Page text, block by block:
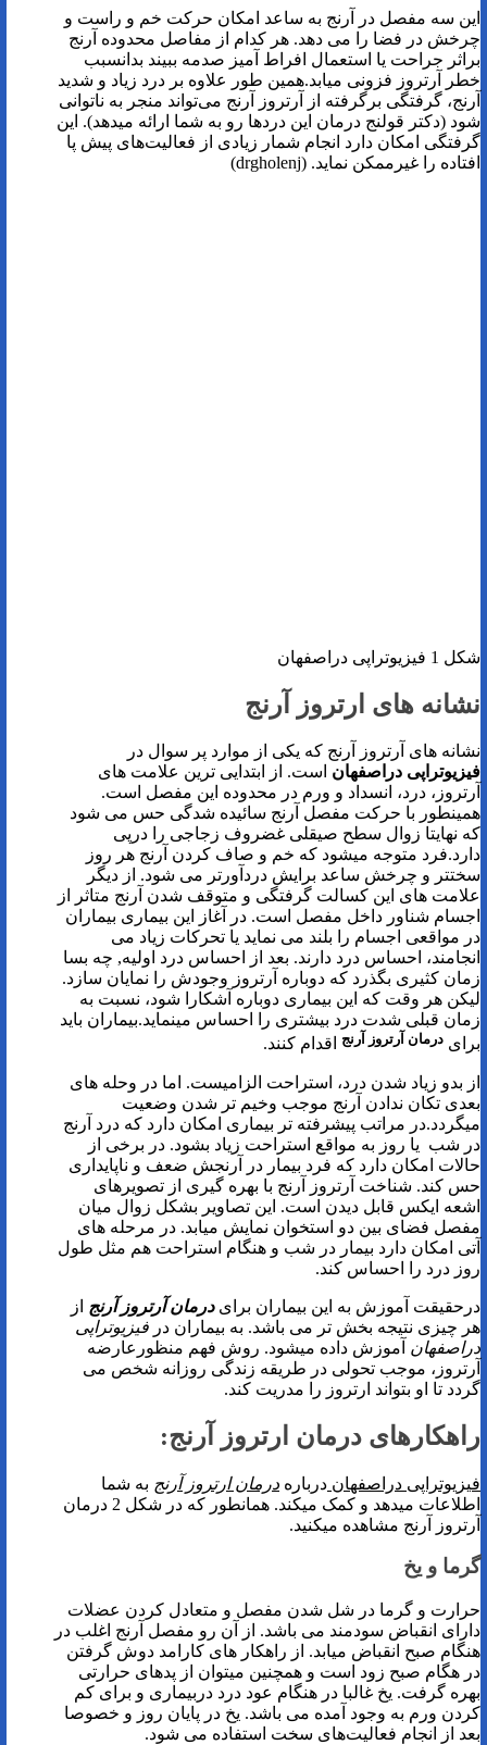
این سه مفصل در آرنج به ساعد امکان حرکت خم و راست و
چرخش در فضا را می دهد. هر کدام از مفاصل محدوده آرنج
براثر جراحت یا استعمال افراط آمیز صدمه ببیند بدانسبب
خطر آرتروز فزونی میابد.همین طور علاوه بر درد زیاد و شدید
آرنج، گرفتگی برگرفته از آرتروز آرنج می‌تواند منجر به ناتوانی
شود (دکتر قولنج درمان این دردها رو به شما ارائه میدهد). این
گرفتگی امکان دارد انجام شمار زیادی از فعالیت‌های پیش پا
افتاده را غیرممکن نماید. (drgholenj)
شکل 1 فیزیوتراپی دراصفهان
نشانه های ارتروز آرنج
نشانه های آرتروز آرنج که یکی از موارد پر سوال در
فیزیوتراپی دراصفهان است. از ابتدایی ترین علامت های
آرتروز، درد، انسداد و ورم در محدوده این مفصل است.
همینطور با حرکت مفصل آرنج سائیده شدگی حس می شود
که نهایتا زوال سطح صیقلی غضروف زجاجی را درپی
دارد.فرد متوجه میشود که خم و صاف کردن آرنج هر روز
سختتر و چرخش ساعد برایش دردآورتر می‌ شود. از دیگر
علامت های این کسالت گرفتگی و متوقف شدن آرنج متاثر از
اجسام شناور داخل مفصل است. در آغاز این بیماری بیماران
در مواقعی اجسام را بلند می نماید یا تحرکات زیاد می
انجامند، احساس درد دارند. بعد از احساس درد اولیه, چه بسا
زمان کثیری بگذرد که دوباره آرتروز وجودش را نمایان سازد.
لیکن هر وقت که این بیماری دوباره آشکارا شود، نسبت به
زمان قبلی شدت درد بیشتری را احساس مینماید.بیماران باید
برای درمان آرتروز آرنج اقدام کنند.
از بدو زیاد شدن درد، استراحت الزامیست. اما در وحله های
بعدی تکان ندادن آرنج موجب وخیم تر شدن وضعیت
میگردد.در مراتب پیشرفته تر بیماری امکان دارد که درد آرنج
در شب یا روز به مواقع استراحت زیاد بشود. در برخی از
حالات امکان دارد که فرد بیمار در آرنجش ضعف و ناپایداری
حس کند. شناخت آرتروز آرنج با بهره گیری از تصویرهای
اشعه ایکس قابل دیدن است. این تصاویر بشکل زوال میان
مفصل فضای بین دو استخوان نمایش میابد. در مرحله های
آتی امکان دارد بیمار در شب و هنگام استراحت هم مثل طول
روز درد را احساس کند.
درحقیقت آموزش به این بیماران برایدرمان آرتروز آرنج
از
هر چیزی نتیجه بخش تر می باشد. به بیماران در فیزیوتراپی
دراصفهان آموزش داده میشود. روش فهم منظورعارضه
آرتروز، موجب تحولی در طریقه زندگی روزانه شخص می
گردد تا او بتواند ارتروز را مدریت کند.
راهکارهای درمان ارتروز آرنج:
فیزیوتراپی دراصفهان درباره درمان ارتروز آرنج به شما
اطلاعات میدهد و کمک میکند. همانطور که در شکل 2 درمان
آرتروز آرنج مشاهده میکنید.
گرما و یخ
حرارت و گرما در شل شدن مفصل و متعادل کردن عضلات
دارای انقباض سودمند می باشد. از آن رو مفصل آرنج اغلب در
هنگام صبح انقباض میابد. از راهکار های کارامد دوش گرفتن
در هگام صبح زود است و همچنین میتوان از پدهای حرارتی
بهره گرفت. یخ غالبا در هنگام عود درد دربیماری و برای کم
کردن ورم به وجود آمده می باشد. یخ در پایان روز و خصوصا
بعد‌ از انجام فعالیت‌های سخت استفاده می شود.